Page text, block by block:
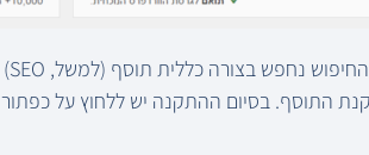
התוסף. בסיום ההתקנה יש ללחוץ על כפתור